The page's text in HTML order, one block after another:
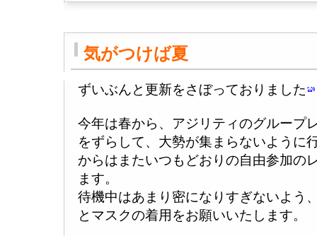
気がつけば夏
ずいぶんと更新をさぼっておりました
今年は春から、アジリティのグループ
をずらして、大勢が集まらないように
からはまたいつもどおりの自由参加の
ます。
待機中はあまり密になりすぎないよう
とマスクの着用をお願いいたします。